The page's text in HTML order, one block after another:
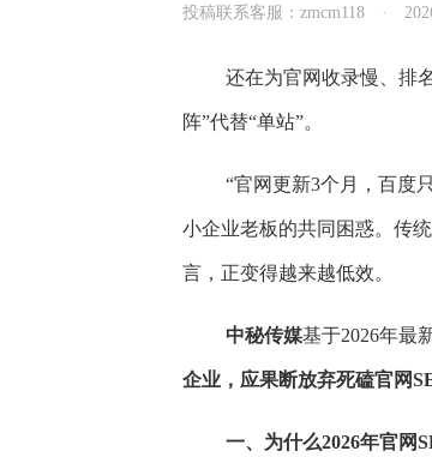
投稿联系客服：zmcm118 ·
还在为官网收录慢、排
阵”代替“单站”。
“官网更新3个月，百度
小企业老板的共同困惑。传
言，正变得越来越低效。
中秘传媒基于2026年最
企业，应果断放弃死磕官网
一、为什么2026年官网
为什么你的官网没